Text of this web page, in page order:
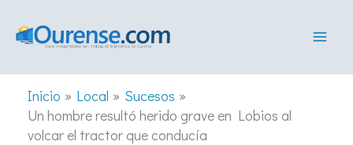
Inicio Local
Sucesos
Un hombre resultó herido grave en Lobios al
volcar el tractor que conducía